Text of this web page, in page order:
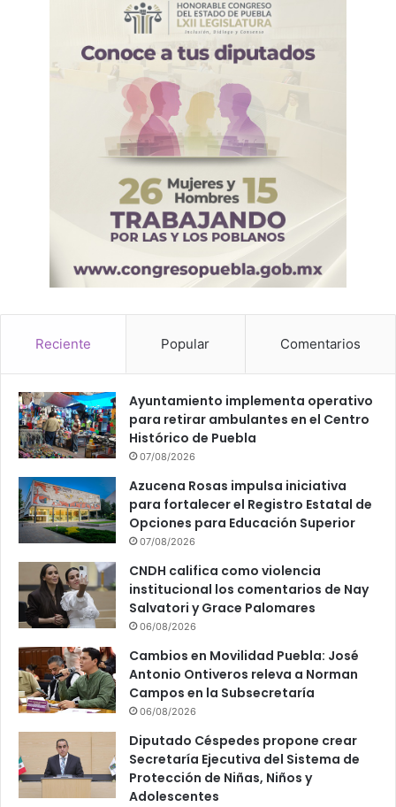
Reciente Popular Comentarios
Ayuntamiento implementa operativo
para retirar ambulantes en el Centro
Histórico de Puebla
07/08/2026
Azucena Rosas impulsa iniciativa
para fortalecer el Registro Estatal de
Opciones para Educación Superior
07/08/2026
CNDH califica como violencia
institucional los comentarios de Nay
Salvatori y Grace Palomares
06/08/2026
Cambios en Movilidad Puebla: José
Antonio Ontiveros releva a Norman
Campos en la Subsecretaría
06/08/2026
Diputado Céspedes propone crear
Secretaría Ejecutiva del Sistema de
Protección de Niñas, Niños y
Adolescentes